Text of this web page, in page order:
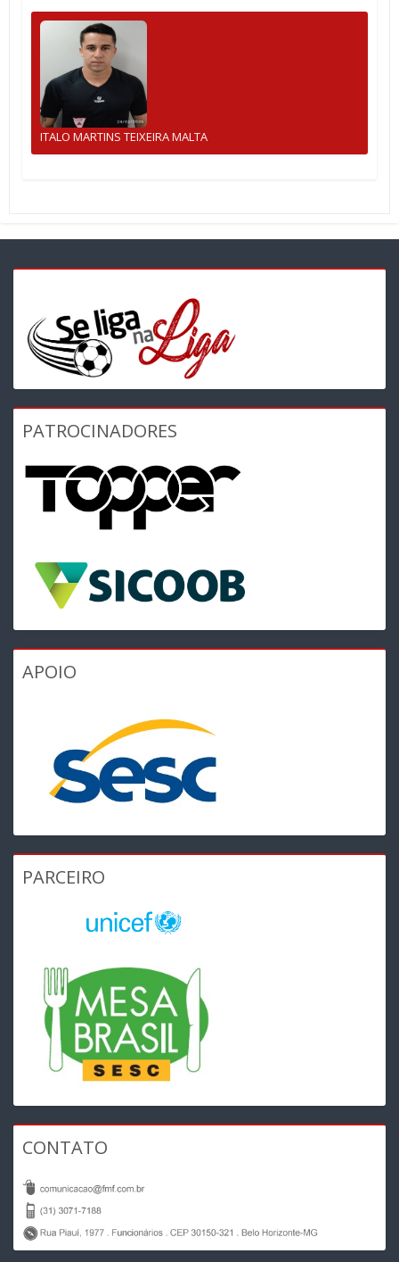
ITALO MARTINS TEIXEIRA MALTA
PATROCINADORES
APOIO
PARCEIRO
CONTATO